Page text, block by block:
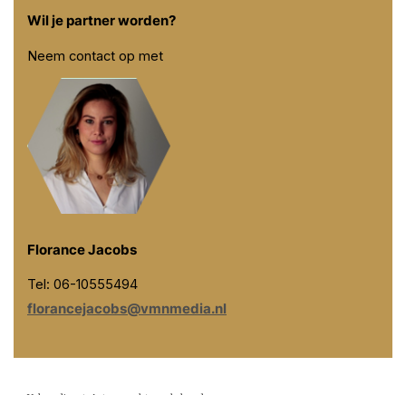
Wil je partner worden?
Neem contact op met
Florance Jacobs
Tel: 06-10555494
florancejacobs@vmnmedia.nl